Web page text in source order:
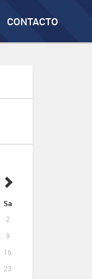
CONTACTO
Sa
2
9
16
23